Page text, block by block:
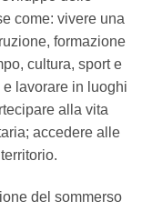
come: vivere una
formazione
cultura, sport e
lavorare in luoghi
alla vita
accedere alle
del sommerso